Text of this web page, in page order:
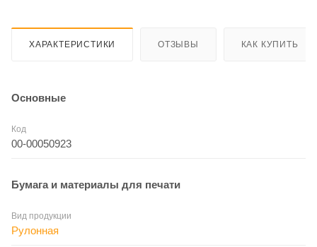
ХАРАКТЕРИСТИКИ ОТЗЫВЫ КАК КУПИТЬ
Основные
Код
00-00050923
Бумага и материалы для печати
Вид продукции
Рулонная